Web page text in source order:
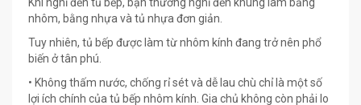
Khi nghĩ đến tủ bếp, bạn thường nghĩ đến khung làm bằng
nhôm, bằng nhựa và tủ nhựa đơn giản.
Tuy nhiên, tủ bếp được làm từ nhôm kính đang trở nên phổ
biến ở tân phú.
• Không thấm nước, chống rỉ sét và dễ lau chù chỉ là một số
lợi ích chính của tủ bếp nhôm kính. Gia chủ không còn phải lo